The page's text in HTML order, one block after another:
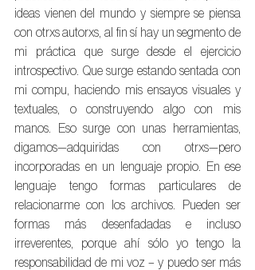
ideas vienen del mundo y siempre se piensa
con otrxs autorxs, al fin sí hay un segmento de
mi práctica que surge desde el ejercicio
introspectivo. Que surge estando sentada con
mi compu, haciendo mis ensayos visuales y
textuales, o construyendo algo con mis
manos. Eso surge con unas herramientas,
digamos—adquiridas con otrxs—pero
incorporadas en un lenguaje propio. En ese
lenguaje tengo formas particulares de
relacionarme con los archivos. Pueden ser
formas más desenfadadas e incluso
irreverentes, porque ahí sólo yo tengo la
responsabilidad de mi voz – y puedo ser más